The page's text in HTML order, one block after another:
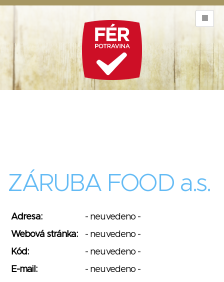
ZÁRUBA FOOD a.s.
Adresa:
- neuvedeno -
Webová stránka:
- neuvedeno -
Kód:
- neuvedeno -
E-mail:
- neuvedeno -